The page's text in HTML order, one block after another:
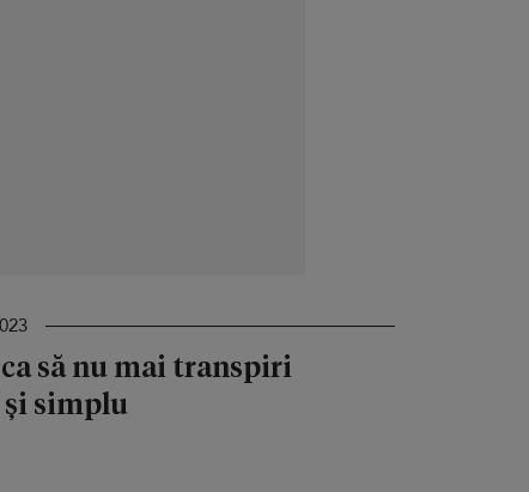
să nu mai transpiri
și simplu